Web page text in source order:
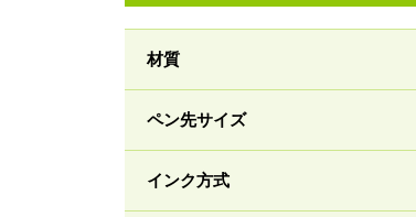
材質
ペン先サイズ
インク方式